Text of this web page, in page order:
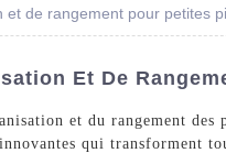
et de rangement pour petites
Et De
et du rangement
qui transforment